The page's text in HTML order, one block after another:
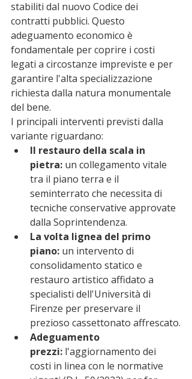
stabiliti dal nuovo Codice dei
contratti pubblici. Questo
adeguamento economico è
fondamentale per coprire i costi
legati a circostanze impreviste e per
garantire l'alta specializzazione
richiesta dalla natura monumentale
del bene.
I principali interventi previsti dalla
variante riguardano:
Il restauro della scala in
pietra: un collegamento vitale
tra il piano terra e il
seminterrato che necessita di
tecniche conservative approvate
dalla Soprintendenza.
La volta lignea del primo
piano: un intervento di
consolidamento statico e
restauro artistico affidato a
specialisti dell'Università di
Firenze per preservare il
prezioso cassettonato affrescato.
Adeguamento
prezzi: l'aggiornamento dei
costi in linea con le normative